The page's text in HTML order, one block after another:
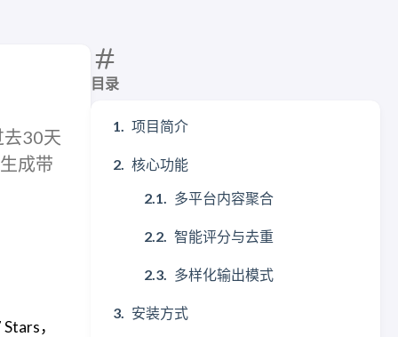
目录
项目简介
核心功能
多平台内容聚合
智能评分与去重
多样化输出模式
安装方式
30天
成带
，